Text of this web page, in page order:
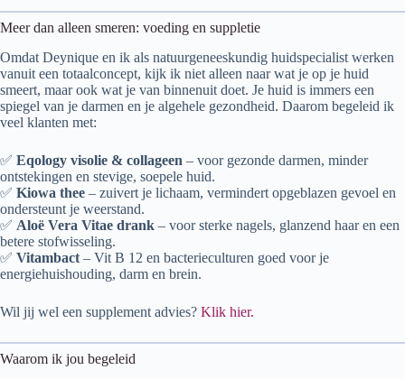
Meer dan alleen smeren: voeding en suppletie
Omdat Deynique en ik als natuurgeneeskundig huidspecialist werken
vanuit een totaalconcept, kijk ik niet alleen naar wat je op je huid
smeert, maar ook wat je van binnenuit doet. Je huid is immers een
spiegel van je darmen en je algehele gezondheid. Daarom begeleid ik
veel klanten met:
✅ Eqology visolie & collageen – voor gezonde darmen, minder
ontstekingen en stevige, soepele huid.
✅ Kiowa thee – zuivert je lichaam, vermindert opgeblazen gevoel en
ondersteunt je weerstand.
✅ Aloë Vera Vitae drank – voor sterke nagels, glanzend haar en een
betere stofwisseling.
✅ Vitambact – Vit B 12 en bacterieculturen goed voor je
energiehuishouding, darm en brein.
Wil jij wel een supplement advies? Klik hier.
Waarom ik jou begeleid